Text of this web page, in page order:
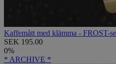
Kaffemått med klämma - FROST-
SEK 195.00
0%
* ARCHIVE *